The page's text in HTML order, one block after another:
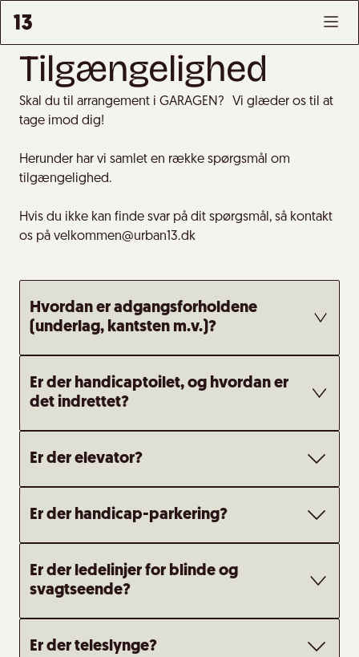
Tilgængelighed
Skal du til arrangement i GARAGEN? Vi glæder os til at
tage imod dig!
Herunder har vi samlet en række spørgsmål om
tilgængelighed.
Hvis du ikke kan finde svar på dit spørgsmål, så kontakt
os på velkommen@urban13.dk
Hvordan er adgangsforholdene
(underlag, kantsten m.v.)?
Er der handicaptoilet, og hvordan er
det indrettet?
Er der elevator?
Er der handicap-parkering?
Er der ledelinjer for blinde og
svagtseende?
Er der teleslynge?